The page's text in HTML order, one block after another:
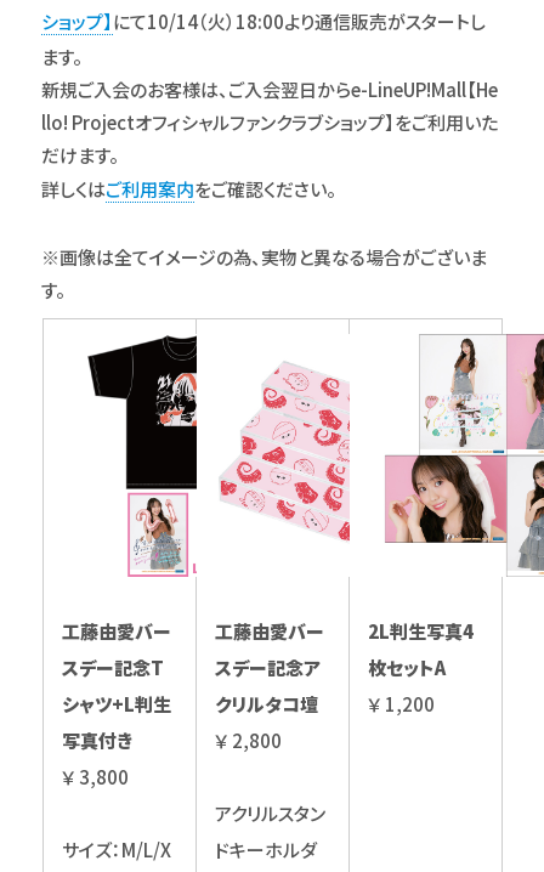
ショップ】にて10/14（火）18:00より通信販売がスタートし
ます。
新規ご入会のお客様は、ご入会翌日からe-LineUP!Mall【He
llo! Projectオフィシャルファンクラブショップ】をご利用いた
だけます。
詳しくはご利用案内をご確認ください。
※画像は全てイメージの為、実物と異なる場合がございま
す。
工藤由愛バー
スデー記念T
シャツ+L判生
写真付き
￥ 3,800
サイズ：M/L/X
工藤由愛バー
スデー記念ア
クリルタコ壇
￥ 2,800
アクリルスタン
ドキーホルダ
2L判生写真4
枚セットA
￥ 1,200